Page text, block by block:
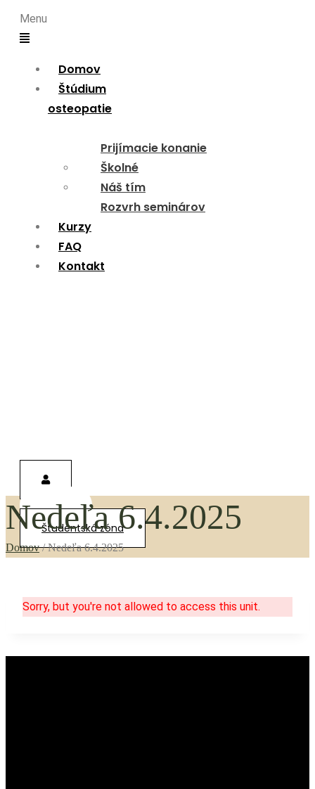
Menu
Domov
Štúdium
osteopatie
Prijímacie konanie
Školné
Náš tím
Rozvrh seminárov
Kurzy
FAQ
Kontakt
0,00€
Študentská zóna
Nedeľa 6.4.2025
Domov / Nedeľa 6.4.2025
Sorry, but you're not allowed to access this unit.